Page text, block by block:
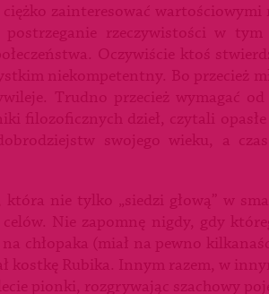
zainteresować wartościowymi
rzeczywistości w tym
Oczywiście ktoś
niekompetentny. Bo przecież
Trudno przecież wymagać od
filozoficznych dzieł, czytali
swojego wieku, a
nie tylko „siedzi głową” w
Nie zapomnę nigdy, gdy
chłopaka (miał na pewno
kostkę Rubika. Innym razem, w
pionki, rozgrywając szachowy